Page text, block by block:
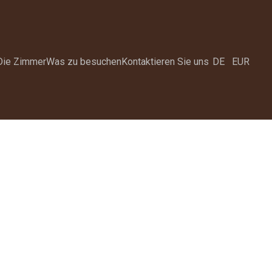
ZimmerWas zu besuchenKontaktieren Sie uns DE EUR